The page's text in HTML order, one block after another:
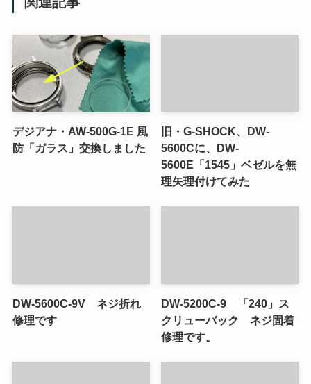
デジアナ・AW-500G-1E 風
防「ガラス」交換しました
旧・G-SHOCK、DW-
5600Cに、DW-
5600E「1545」ベゼルを無
理矢理付けてみた
DW-5600C-9V ネジ折れ
修理です
DW-5200C-9 「240」ス
クリューバック ネジ固着
修理です。